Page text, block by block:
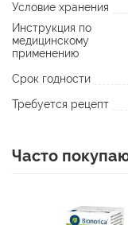
Условие хранения
Инструкция по
медицинскому
применению
Срок годности
Требуется рецепт
Часто